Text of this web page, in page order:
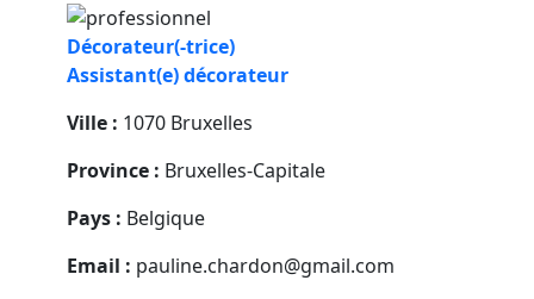
Décorateur(-trice)
Assistant(e) décorateur
Ville : 1070 Bruxelles
Province : Bruxelles-Capitale
Pays : Belgique
Email : pauline.chardon@gmail.com